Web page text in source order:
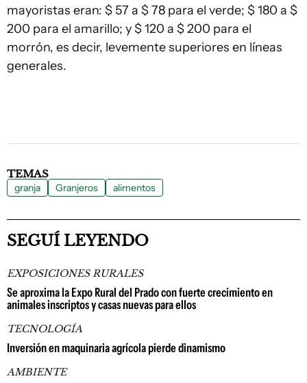
mayoristas eran: $ 57 a $ 78 para el verde; $ 180 a $
200 para el amarillo; y $ 120 a $ 200 para el
morrón, es decir, levemente superiores en líneas
generales.
TEMAS
granja Granjeros alimentos
SEGUÍ LEYENDO
EXPOSICIONES RURALES
Se aproxima la Expo Rural del Prado con fuerte crecimiento en
animales inscriptos y casas nuevas para ellos
TECNOLOGÍA
Inversión en maquinaria agrícola pierde dinamismo
AMBIENTE